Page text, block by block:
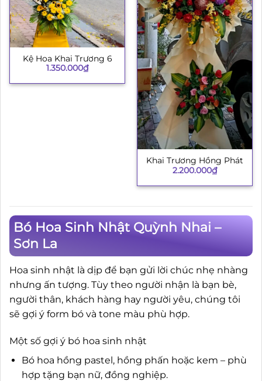
Kệ Hoa Khai Trương 6
1.350.000₫
Khai Trương Hồng Phát
2.200.000₫
Bó Hoa Sinh Nhật Quỳnh Nhai –
Sơn La
Hoa sinh nhật là dịp để bạn gửi lời chúc nhẹ nhàng
nhưng ấn tượng. Tùy theo người nhận là bạn bè,
người thân, khách hàng hay người yêu, chúng tôi
sẽ gợi ý form bó và tone màu phù hợp.
Một số gợi ý bó hoa sinh nhật
Bó hoa hồng pastel, hồng phấn hoặc kem – phù
hợp tặng bạn nữ, đồng nghiệp.